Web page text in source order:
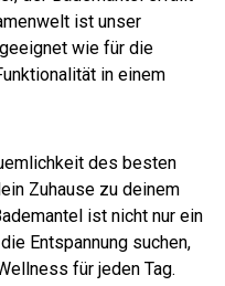
ist unser
wie für die
in einem
des besten
Zuhause zu deinem
ist nicht nur ein
Entspannung suchen,
für jeden Tag.